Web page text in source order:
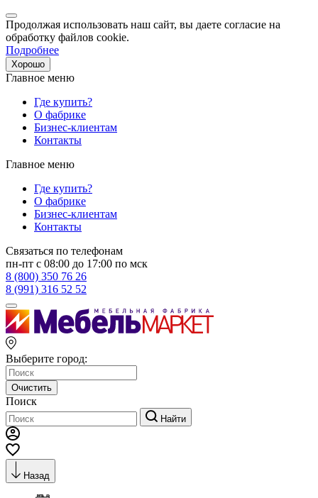
Продолжая использовать наш сайт, вы даете согласие на
обработку файлов cookie.
Подробнее
Хорошо
Главное меню
Где купить?
О фабрике
Бизнес-клиентам
Контакты
Главное меню
Где купить?
О фабрике
Бизнес-клиентам
Контакты
Связаться по телефонам
пн-пт с 08:00 до 17:00 по мск
8 (800) 350 76 26
8 (991) 316 52 52
Выберите город:
Очистить
Поиск
Найти
Назад